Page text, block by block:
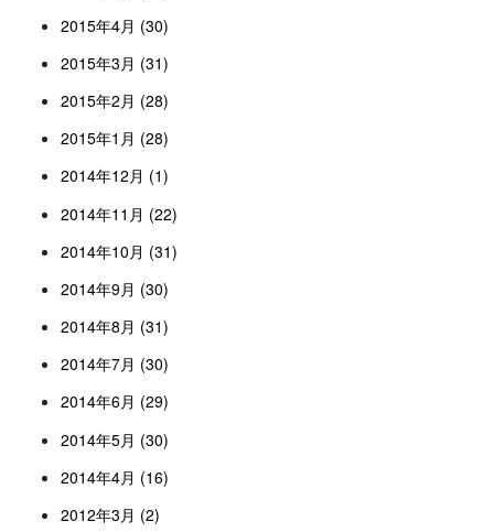
2015年4月 (30)
2015年3月 (31)
2015年2月 (28)
2015年1月 (28)
2014年12月 (1)
2014年11月 (22)
2014年10月 (31)
2014年9月 (30)
2014年8月 (31)
2014年7月 (30)
2014年6月 (29)
2014年5月 (30)
2014年4月 (16)
2012年3月 (2)